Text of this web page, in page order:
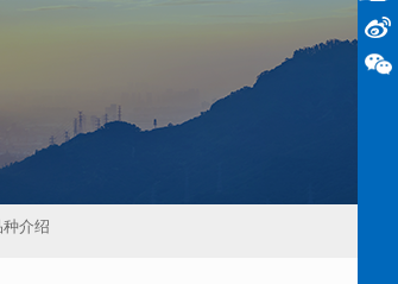
种介绍